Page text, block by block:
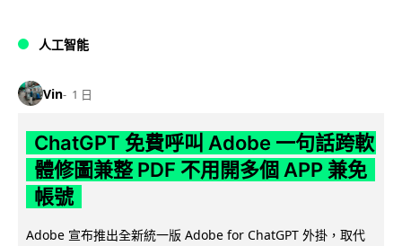
人工智能
Vin 1 日
ChatGPT 免費呼叫 Adobe 一句話跨軟
體修圖兼整 PDF 不用開多個 APP 兼免
帳號
Adobe 宣布推出全新統一版 Adobe for ChatGPT 外掛，取代